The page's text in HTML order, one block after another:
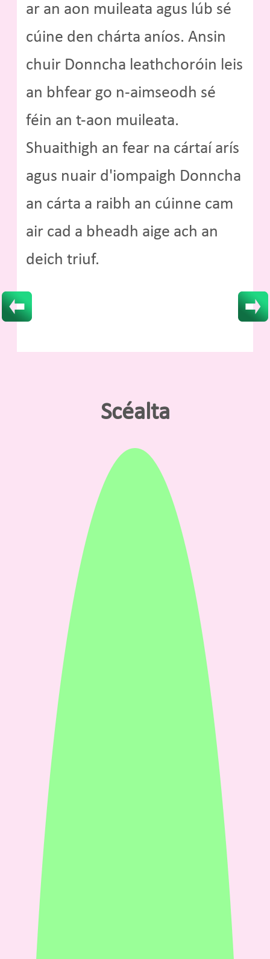
ar an aon muileata agus lúb sé
cúine den chárta aníos. Ansin
chuir Donncha leathchoróin leis
an bhfear go n-aimseodh sé
féin an t-aon muileata.
Shuaithigh an fear na cártaí arís
agus nuair d'iompaigh Donncha
an cárta a raibh an cúinne cam
air cad a bheadh aige ach an
deich triuf.
Scéalta